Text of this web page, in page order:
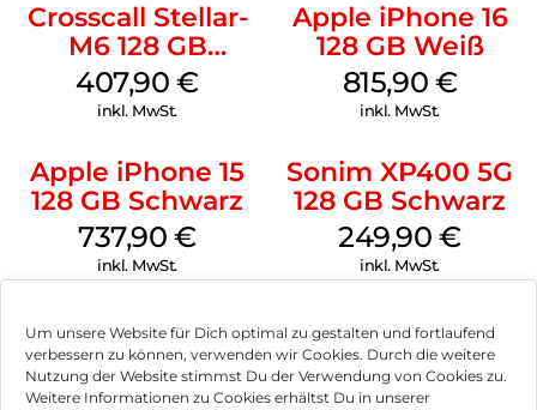
Um unsere Website für Dich optimal zu gestalten und fortlaufend
verbessern zu können, verwenden wir Cookies. Durch die weitere
Nutzung der Website stimmst Du der Verwendung von Cookies zu.
Weitere Informationen zu Cookies erhältst Du in unserer
Crosscall Stellar-
M6 128 GB
Schwarz
407,90€
inkl. MwSt.
Apple iPhone 16
128 GB Weiß
815,90 €
inkl. MwSt.
Apple iPhone 15
128 GB Schwarz
737,90€
inkl. MwSt.
Sonim XP400 5G
128 GB Schwarz
249,90€
inkl. MwSt.
Impressum